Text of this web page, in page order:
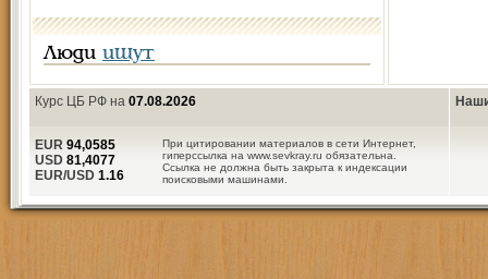
Люди ищут
Курс ЦБ РФ на 07.08.2026
При цитировании материалов в сети Интернет,
гиперссылка на www.sevkray.ru обязательна.
Ссылка не должна быть закрыта к индексации
поисковыми машинами.
EUR 94,0585
USD 81,4077
EUR/USD 1.16